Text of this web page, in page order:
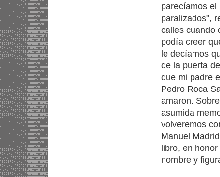
parecíamos el
paralizados",
calles cuando
podía creer
le decíamos
de la puerta
que mi padre
Pedro Roca
amaron.
asumida
volveremos
Manuel
libro, en
nombre y